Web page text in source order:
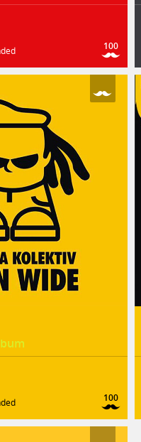
100
100